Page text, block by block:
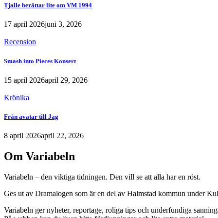
Tjalle berättar lite om VM 1994
17 april 2026juni 3, 2026
Recension
Smash into Pieces Konsert
15 april 2026april 29, 2026
Krönika
Från avatar till Jag
8 april 2026april 22, 2026
Om Variabeln
Variabeln – den viktiga tidningen. Den vill se att alla har en röst.
Ges ut av Dramalogen som är en del av Halmstad kommun under
Variabeln ger nyheter, reportage, roliga tips och underfundiga